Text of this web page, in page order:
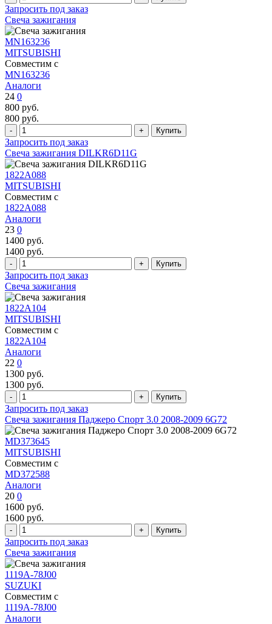
Запросить под заказ
Свеча зажигания
MN163236
MITSUBISHI
Совместим с
MN163236
Аналоги
24 0
800 руб.
800 руб.
Запросить под заказ
Свеча зажигания DILKR6D11G
1822A088
MITSUBISHI
Совместим с
1822A088
Аналоги
23 0
1400 руб.
1400 руб.
Запросить под заказ
Свеча зажигания
1822A104
MITSUBISHI
Совместим с
1822A104
Аналоги
22 0
1300 руб.
1300 руб.
Запросить под заказ
Свеча зажигания Паджеро Спорт 3.0 2008-2009 6G72
MD373645
MITSUBISHI
Совместим с
MD372588
Аналоги
20 0
1600 руб.
1600 руб.
Запросить под заказ
Свеча зажигания
1119A-78J00
SUZUKI
Совместим с
1119A-78J00
Аналоги